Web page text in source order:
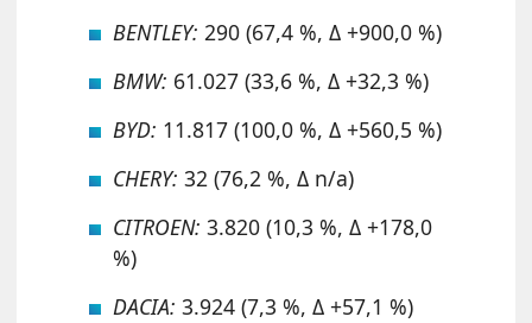
BENTLEY: 290 (67,4 %, Δ +900,0 %)
BMW: 61.027 (33,6 %, Δ +32,3 %)
BYD: 11.817 (100,0 %, Δ +560,5 %)
CHERY: 32 (76,2 %, Δ n/a)
CITROEN: 3.820 (10,3 %, Δ +178,0
%)
DACIA: 3.924 (7,3 %, Δ +57,1 %)